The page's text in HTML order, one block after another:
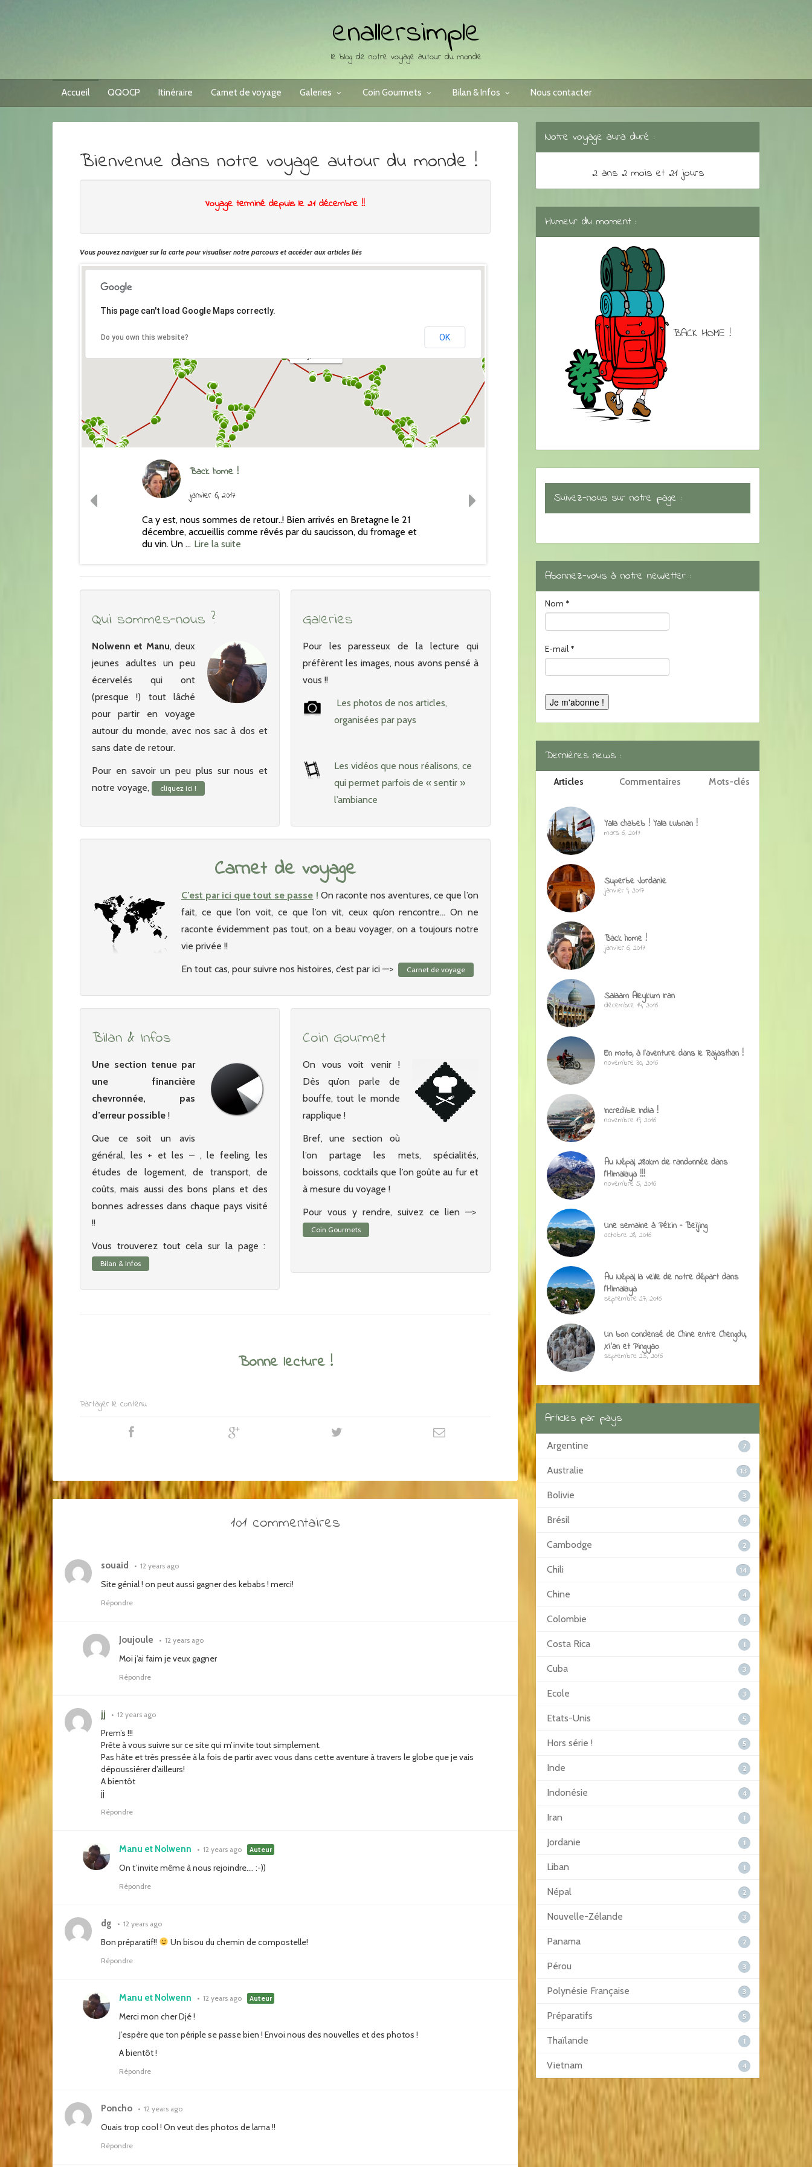
enallersimple
le blog de notre voyage autour du monde
Accueil QQOCP Itinéraire Carnet de voyage Galeries Coin Gourmets Bilan & Infos Nous contacter
Bienvenue dans notre voyage autour du monde !
Voyage terminé depuis le 21 décembre !!
Vous pouvez naviguer sur la carte pour visualiser notre parcours et accéder aux articles liés
This page can't load Google Maps correctly.
Do you own this website? OK
Back home !
janvier 6, 2017
Ca y est, nous sommes de retour..! Bien arrivés en Bretagne le 21
décembre, accueillis comme rêvés par du saucisson, du fromage et
du vin. Un … Lire la suite
Qui sommes-nous ?
Nolwenn et Manu, deux
jeunes adultes un peu
écervelés qui ont
(presque !) tout lâché
pour partir en voyage
autour du monde, avec nos sac à dos et
sans date de retour.
Pour en savoir un peu plus sur nous et
notre voyage,
cliquez ici !
Galeries
Pour les paresseux de la lecture qui
préfèrent les images, nous avons pensé à
vous !!
Les photos de nos articles,
organisées par pays
Les vidéos que nous réalisons, ce
qui permet parfois de « sentir »
l’ambiance
Carnet de voyage
C’est par ici que tout se passe ! On raconte nos aventures, ce que l’on
fait, ce que l’on voit, ce que l’on vit, ceux qu’on rencontre… On ne
raconte évidemment pas tout, on a beau voyager, on a toujours notre
vie privée !!
En tout cas, pour suivre nos histoires, c’est par ici —>
Carnet de voyage
Bilan & Infos
Une section tenue par
une financière
chevronnée, pas
d’erreur possible !
Que ce soit un avis
général, les + et les – , le feeling, les
études de logement, de transport, de
coûts, mais aussi des bons plans et des
bonnes adresses dans chaque pays visité
!!
Vous trouverez tout cela sur la page :
Bilan & Infos
Coin Gourmet
On vous voit venir !
Dès qu’on parle de
bouffe, tout le monde
rapplique !
Bref, une section où
l’on partage les mets, spécialités,
boissons, cocktails que l’on goûte au fur et
à mesure du voyage !
Pour vous y rendre, suivez ce lien —>
Coin Gourmets
Bonne lecture !
Partager le contenu
101 commentaires
souaid • 12 years ago
Site génial ! on peut aussi gagner des kebabs ! merci!
Répondre
Joujoule • 12 years ago
Moi j’ai faim je veux gagner
Répondre
jj • 12 years ago
Prem’s !!!
Prête à vous suivre sur ce site qui m’invite tout simplement.
Pas hâte et très pressée à la fois de partir avec vous dans cette aventure à travers le globe que je vais
dépoussiérer d’ailleurs!
A bientôt
jj
Répondre
Manu et Nolwenn • 12 years ago Auteur
On t’invite même à nous rejoindre…. :-))
Répondre
dg • 12 years ago
Bon préparatif!! Un bisou du chemin de compostelle!
Répondre
Manu et Nolwenn • 12 years ago Auteur
Merci mon cher Djé !
J’espère que ton périple se passe bien ! Envoi nous des nouvelles et des photos !
A bientôt !
Répondre
Poncho • 12 years ago
Ouais trop cool ! On veut des photos de lama !!
Répondre
Notre voyage aura duré :
2 ans 2 mois et 21 jours
Humeur du moment :
BACK HOME !
Suivez-nous sur notre page :
Abonnez-vous à notre newletter :
Nom *
E-mail *
Dernières news :
Articles Commentaires Mots-clés
Yalla chabeb ! Yalla Lubnan !
mars 6, 2017
Superbe Jordanie
janvier 9, 2017
Back home !
janvier 6, 2017
Salaam Aleykum Iran
décembre 14, 2016
En moto, à l’aventure dans le Rajasthan !
novembre 30, 2016
Incredible India !
novembre 19, 2016
Au Népal, 280km de randonnée dans
l’Himalaya !!!
novembre 5, 2016
Une semaine à Pékin – Beijing
octobre 28, 2016
Au Népal, la veille de notre départ dans
l’Himalaya
septembre 27, 2016
Un bon condensé de Chine entre Chengdu,
Xi’an et Pingyao
septembre 25, 2016
Articles par pays
Argentine 7
Australie 13
Bolivie 3
Brésil 9
Cambodge 2
Chili 14
Chine 4
Colombie 1
Costa Rica 1
Cuba 3
Ecole 3
Etats-Unis 5
Hors série ! 5
Inde 2
Indonésie 4
Iran 1
Jordanie 1
Liban 1
Népal 2
Nouvelle-Zélande 3
Panama 2
Pérou 3
Polynésie Française 3
Préparatifs 5
Thaïlande 1
Vietnam 4